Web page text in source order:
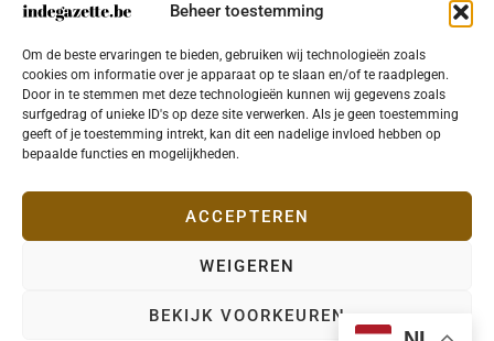
Beheer toestemming
Om de beste ervaringen te bieden, gebruiken wij technologieën zoals
cookies om informatie over je apparaat op te slaan en/of te raadplegen.
Door in te stemmen met deze technologieën kunnen wij gegevens zoals
surfgedrag of unieke ID's op deze site verwerken. Als je geen toestemming
geeft of je toestemming intrekt, kan dit een nadelige invloed hebben op
bepaalde functies en mogelijkheden.
ACCEPTEREN
WEIGEREN
BEKIJK VOORKEUREN
Internationale media bespreken
verantwoordelijkheid voor vrede en
mensenrechten
5 juli 2026
Copyright © 2026 indegazette.be |Privacy